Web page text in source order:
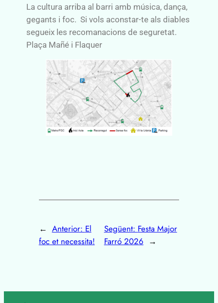
La cultura arriba al barri amb música, dança,
gegants i foc. Si vols aconstar-te als diables
segueix les recomanacions de seguretat.
Plaça Mañé i Flaquer
← Anterior: El
foc et necessita!
Següent: Festa Major
Farró 2026 →